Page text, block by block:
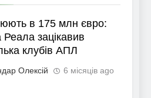
в 175 млн євро:
Реала зацікавив
клубів АПЛ
Олексій 6 місяців ago